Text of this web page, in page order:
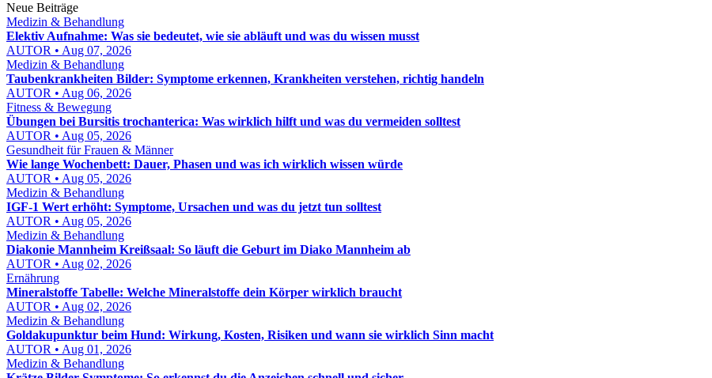
Neue Beiträge
Medizin & Behandlung
Elektiv Aufnahme: Was sie bedeutet, wie sie abläuft und was du wissen musst
AUTOR • Aug 07, 2026
Medizin & Behandlung
Taubenkrankheiten Bilder: Symptome erkennen, Krankheiten verstehen, richtig handeln
AUTOR • Aug 06, 2026
Fitness & Bewegung
Übungen bei Bursitis trochanterica: Was wirklich hilft und was du vermeiden solltest
AUTOR • Aug 05, 2026
Gesundheit für Frauen & Männer
Wie lange Wochenbett: Dauer, Phasen und was ich wirklich wissen würde
AUTOR • Aug 05, 2026
Medizin & Behandlung
IGF-1 Wert erhöht: Symptome, Ursachen und was du jetzt tun solltest
AUTOR • Aug 05, 2026
Medizin & Behandlung
Diakonie Mannheim Kreißsaal: So läuft die Geburt im Diako Mannheim ab
AUTOR • Aug 02, 2026
Ernährung
Mineralstoffe Tabelle: Welche Mineralstoffe dein Körper wirklich braucht
AUTOR • Aug 02, 2026
Medizin & Behandlung
Goldakupunktur beim Hund: Wirkung, Kosten, Risiken und wann sie wirklich Sinn macht
AUTOR • Aug 01, 2026
Medizin & Behandlung